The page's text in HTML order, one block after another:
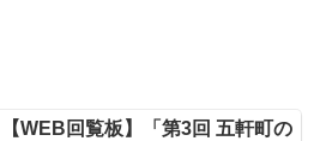
【WEB回覧板】「第3回 五軒町の